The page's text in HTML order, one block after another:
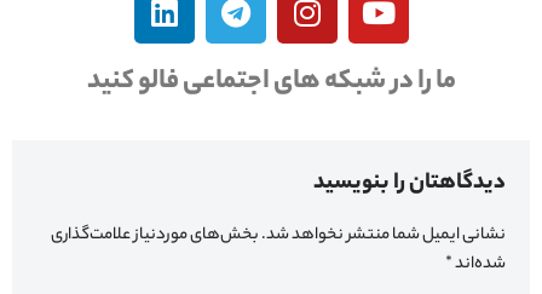
ما را در شبکه های اجتماعی فالو کنید
دیدگاهتان را بنویسید
نشانی ایمیل شما منتشر نخواهد شد.بخش‌های موردنیاز علامت‌گذاری
شده‌اند*